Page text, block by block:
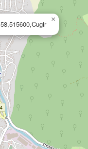
×